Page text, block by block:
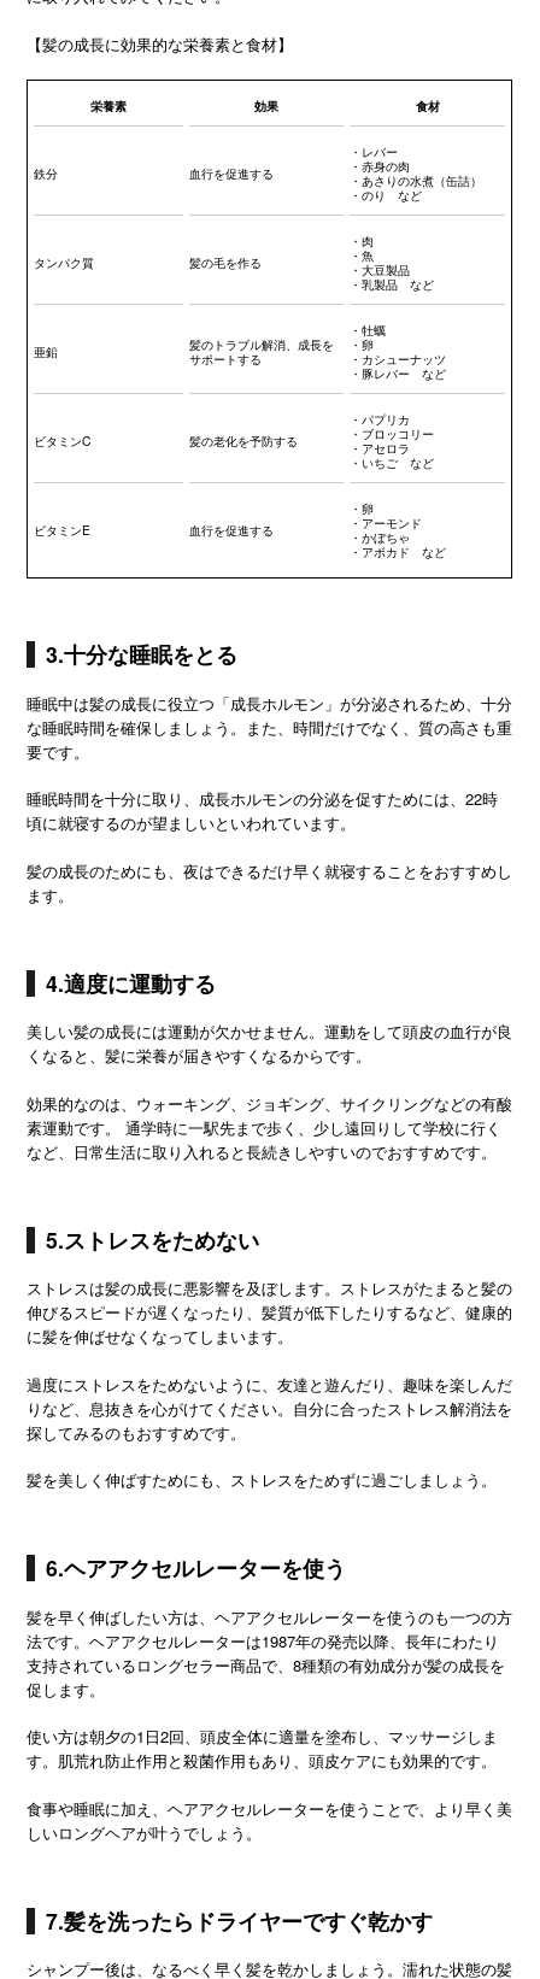
【髪の成長に効果的な栄養素と食材】
栄養素 効果 食材
鉄分 血行を促進する
・レバー
・赤身の肉
・あさりの水煮（缶詰）
・のり など
タンパク質 髪の毛を作る
・肉
・魚
・大豆製品
・乳製品 など
亜鉛
髪のトラブル解消、成長を
サポートする
・牡蠣
・卵
・カシューナッツ
・豚レバー など
ビタミンC 髪の老化を予防する
・パプリカ
・ブロッコリー
・アセロラ
・いちご など
ビタミンE 血行を促進する
・卵
・アーモンド
・かぼちゃ
・アボカド など
3.十分な睡眠をとる
睡眠中は髪の成長に役立つ「成長ホルモン」が分泌されるため、十分
な睡眠時間を確保しましょう。また、時間だけでなく、質の高さも重
要です。
睡眠時間を十分に取り、成長ホルモンの分泌を促すためには、22時
頃に就寝するのが望ましいといわれています。
髪の成長のためにも、夜はできるだけ早く就寝することをおすすめし
ます。
4.適度に運動する
美しい髪の成長には運動が欠かせません。運動をして頭皮の血行が良
くなると、髪に栄養が届きやすくなるからです。
効果的なのは、ウォーキング、ジョギング、サイクリングなどの有酸
素運動です。 通学時に一駅先まで歩く、少し遠回りして学校に行く
など、日常生活に取り入れると長続きしやすいのでおすすめです。
5.ストレスをためない
ストレスは髪の成長に悪影響を及ぼします。ストレスがたまると髪の
伸びるスピードが遅くなったり、髪質が低下したりするなど、健康的
に髪を伸ばせなくなってしまいます。
過度にストレスをためないように、友達と遊んだり、趣味を楽しんだ
りなど、息抜きを心がけてください。自分に合ったストレス解消法を
探してみるのもおすすめです。
髪を美しく伸ばすためにも、ストレスをためずに過ごしましょう。
6.ヘアアクセルレーターを使う
髪を早く伸ばしたい方は、ヘアアクセルレーターを使うのも一つの方
法です。ヘアアクセルレーターは1987年の発売以降、長年にわたり
支持されているロングセラー商品で、8種類の有効成分が髪の成長を
促します。
使い方は朝夕の1日2回、頭皮全体に適量を塗布し、マッサージしま
す。肌荒れ防止作用と殺菌作用もあり、頭皮ケアにも効果的です。
食事や睡眠に加え、ヘアアクセルレーターを使うことで、より早く美
しいロングヘアが叶うでしょう。
7.髪を洗ったらドライヤーですぐ乾かす
シャンプー後は、なるべく早く髪を乾かしましょう。濡れた状態の髪